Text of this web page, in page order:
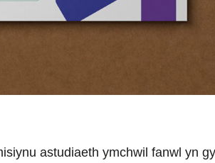
astudiaeth ymchwil fanwl yn